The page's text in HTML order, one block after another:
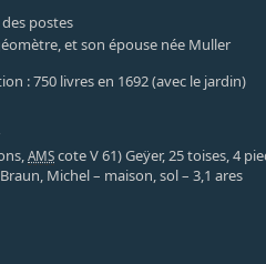
postes
et son épouse née Muller
: 750 livres en 1692 (avec le jardin)
AMScote V 61) Geÿer, 25 toises, 4
Michel – maison, sol – 3,1 ares